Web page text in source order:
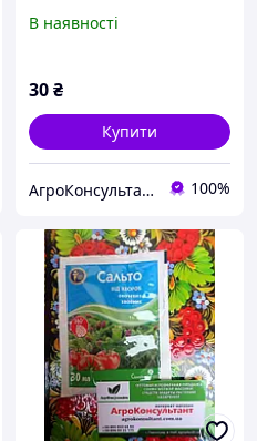
для захисту саду та
В наявності
30₴
Купити
АгроКонсультант 100%